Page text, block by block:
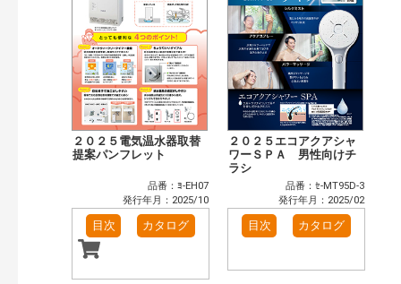
２０２５電気温水器取替
提案パンフレット
品番：ﾖ-EH07
発行年月：2025/10
目次 カタログ
２０２５エコアクアシャ
ワーＳＰＡ 男性向けチ
ラシ
品番：ｾ-MT95D-3
発行年月：2025/02
目次 カタログ